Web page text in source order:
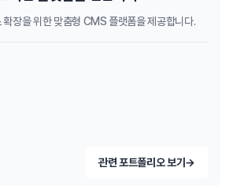
확장을 위한 맞춤형 CMS 플랫폼을 제공합니다.
관련 포트폴리오 보기 →